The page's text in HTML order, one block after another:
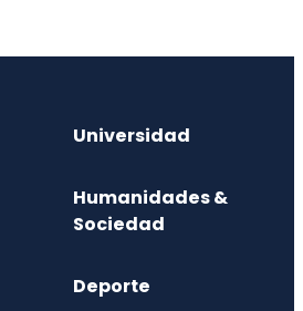
Universidad
Humanidades &
Sociedad
Deporte